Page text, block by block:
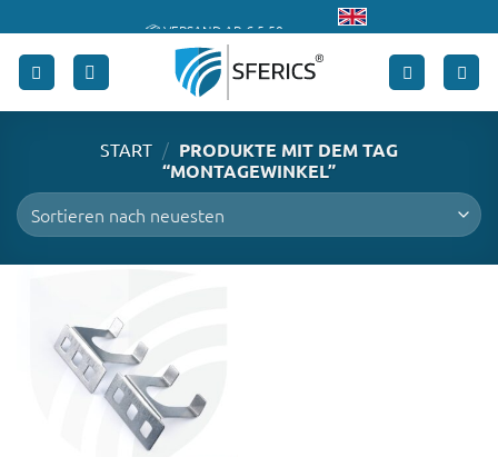
to
content
📦 VERSAND AB € 5,50
🔖 KAUF AUF RECHNUNG
START / PRODUKTE MIT DEM TAG
“MONTAGEWINKEL”